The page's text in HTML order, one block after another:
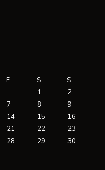
F S
S
1
2
7 8
9
14 15
16
21 22
23
28 29
30